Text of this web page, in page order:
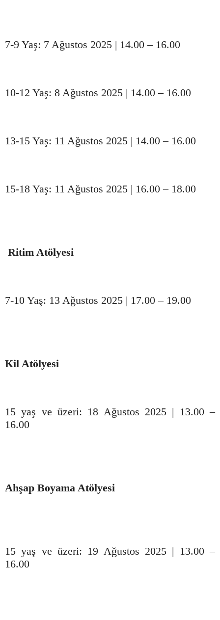
7-9 Yaş: 7 Ağustos 2025 | 14.00 – 16.00
10-12 Yaş: 8 Ağustos 2025 | 14.00 – 16.00
13-15 Yaş: 11 Ağustos 2025 | 14.00 – 16.00
15-18 Yaş: 11 Ağustos 2025 | 16.00 – 18.00
Ritim Atölyesi
7-10 Yaş: 13 Ağustos 2025 | 17.00 – 19.00
Kil Atölyesi
15 yaş ve üzeri: 18 Ağustos 2025 | 13.00 –
16.00
Ahşap Boyama Atölyesi
15 yaş ve üzeri: 19 Ağustos 2025 | 13.00 –
16.00